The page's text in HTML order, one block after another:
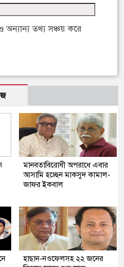
তথ্য সঞ্চয় করে
মানবতাবিরোধী অপরাধে এবার
আসামি হচ্ছেন মাকসুদ কামাল-
জাফর ইকবাল
হাছান-নওফেলসহ ২২ জনের